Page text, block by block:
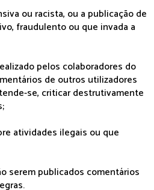
ou racista, ou a publicação de
fraudulento ou que invada a
pelos colaboradores do
de outros utilizadores
se, criticar destrutivamente
atividades ilegais ou que
serem publicados comentários